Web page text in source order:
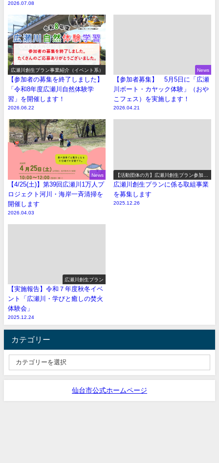
2026.07.08
広瀬川創生プラン事業紹介（イベント系）
【参加者の募集を終了しました】
「令和8年度広瀬川自然体験学
習」を開催します！
2026.06.22
News
【参加者募集】 5月5日に「広瀬
川ボート・カヤック体験」（おや
こフェス）を実施します！
2026.04.21
News
【4/25(土)】第39回広瀬川1万人プ
ロジェクト河川・海岸一斉清掃を
開催します
2026.04.03
【活動団体の方】広瀬川創生プラン参加事
業の募集
広瀬川創生プランに係る取組事業
を募集します
2025.12.26
広瀬川創生プラン
【実施報告】令和７年度秋冬イベ
ント「広瀬川・学びと癒しの焚火
体験会」
2025.12.24
カテゴリー
仙台市公式ホームページ